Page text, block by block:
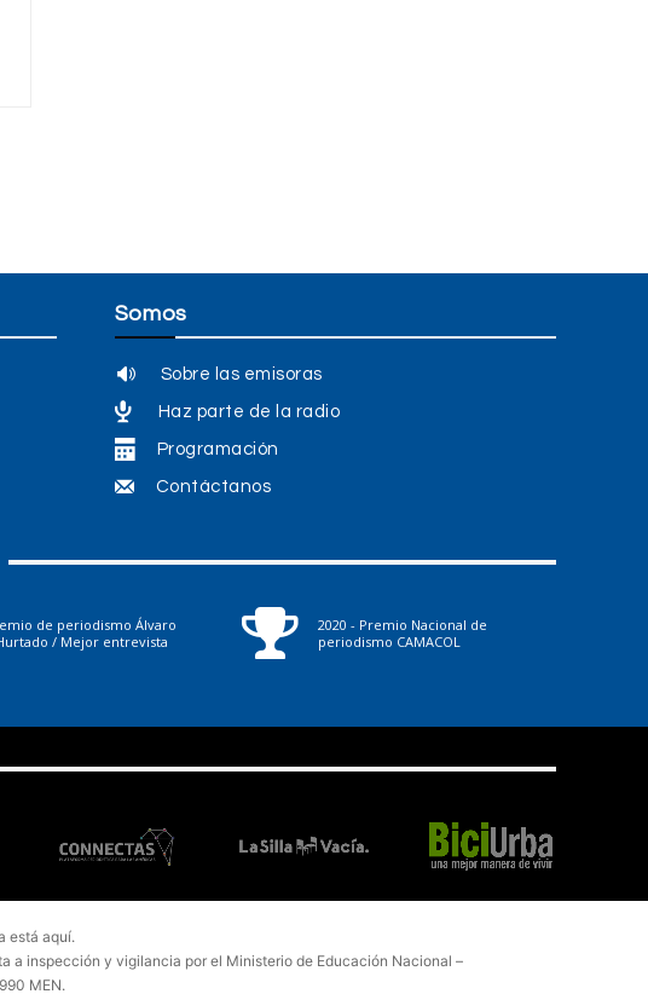
Somos
Sobre las emisoras
Haz parte de la radio
Programación
Contáctanos
de periodismo Álvaro
/ Mejor entrevista
2020 - Premio Nacional de
periodismo CAMACOL
está aquí.
a inspección y vigilancia por el Ministerio de Educación Nacional –
MEN.